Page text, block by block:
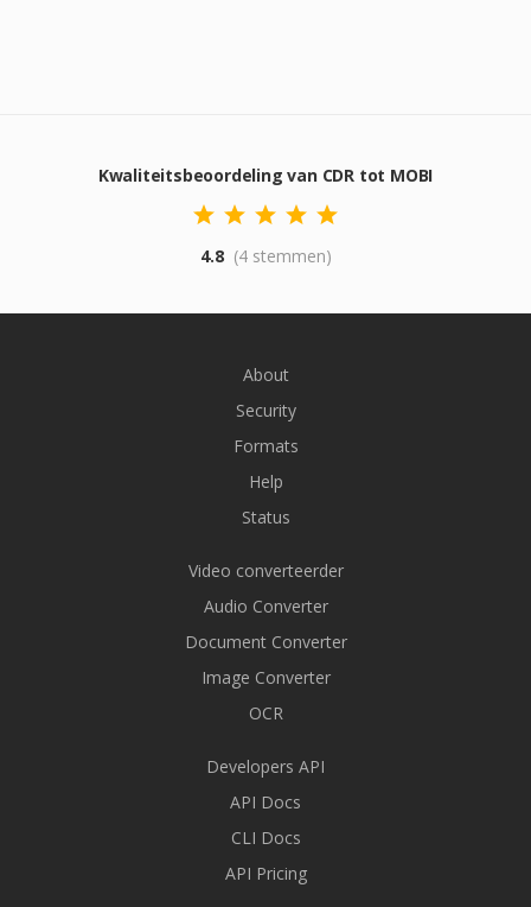
Kwaliteitsbeoordeling van CDR tot MOBI
4.8 (4 stemmen)
About
Security
Formats
Help
Status
Video converteerder
Audio Converter
Document Converter
Image Converter
OCR
Developers API
API Docs
CLI Docs
API Pricing